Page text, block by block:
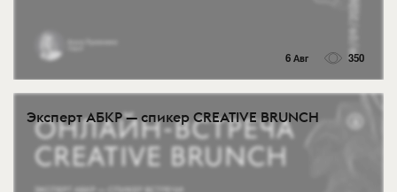
6 Авг 350
Эксперт АБКР — спикер CREATIVE BRUNCH